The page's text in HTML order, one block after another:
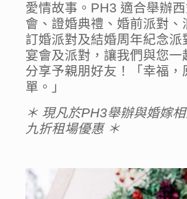
愛情故事。PH3 適合舉辦
會、證婚典禮、婚前派對、
訂婚派對及結婚周年紀念派
宴會及派對，讓我們與您一
分享予親朋好友！「幸福，
單。」
＊ 現凡於PH3舉辦與婚嫁
九折租場優惠 ＊